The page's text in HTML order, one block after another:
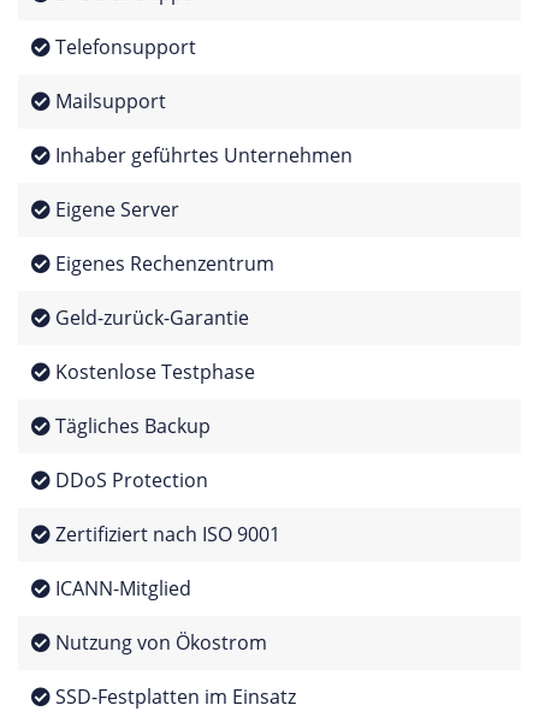
Telefonsupport
Mailsupport
Inhaber geführtes Unternehmen
Eigene Server
Eigenes Rechenzentrum
Geld-zurück-Garantie
Kostenlose Testphase
Tägliches Backup
DDoS Protection
Zertifiziert nach ISO 9001
ICANN-Mitglied
Nutzung von Ökostrom
SSD-Festplatten im Einsatz